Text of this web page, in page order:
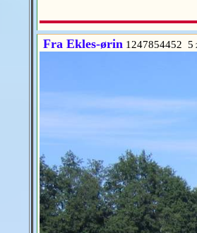
Fra Ekles-ørin 1247854452 5